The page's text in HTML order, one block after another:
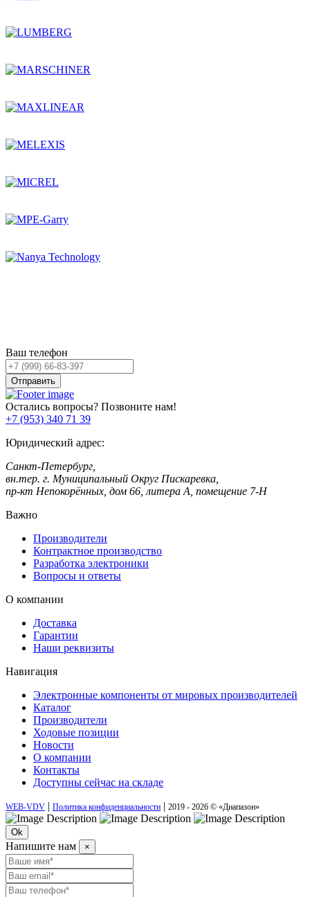
Ваш телефон
Отправить
Остались вопросы? Позвоните нам!
+7 (953) 340 71 39
Юридический адрес:
Санкт-Петербург,
вн.тер. г. Муниципальный Округ Пискаревка,
пр-кт Непокорённых, дом 66, литера А, помещение 7-Н
Важно
Производители
Контрактное производство
Разработка электроники
Вопросы и ответы
О компании
Доставка
Гарантии
Наши реквизиты
Навигация
Электронные компоненты от мировых производителей
Каталог
Производители
Ходовые позиции
Новости
О компании
Контакты
Доступны сейчас на складе
WEB-VDV | Политика конфиденциальности | 2019 - 2026 © «Диапазон»
Ok
Напишите нам ×